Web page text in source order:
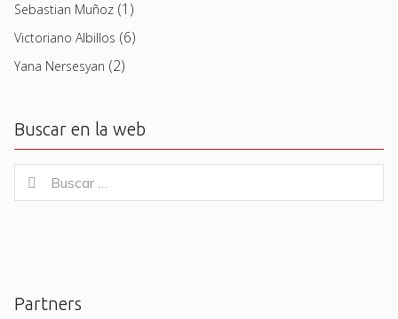
Sebastian Muñoz (1)
Victoriano Albillos (6)
Yana Nersesyan (2)
Buscar en la web
for:
Buscar
Partners